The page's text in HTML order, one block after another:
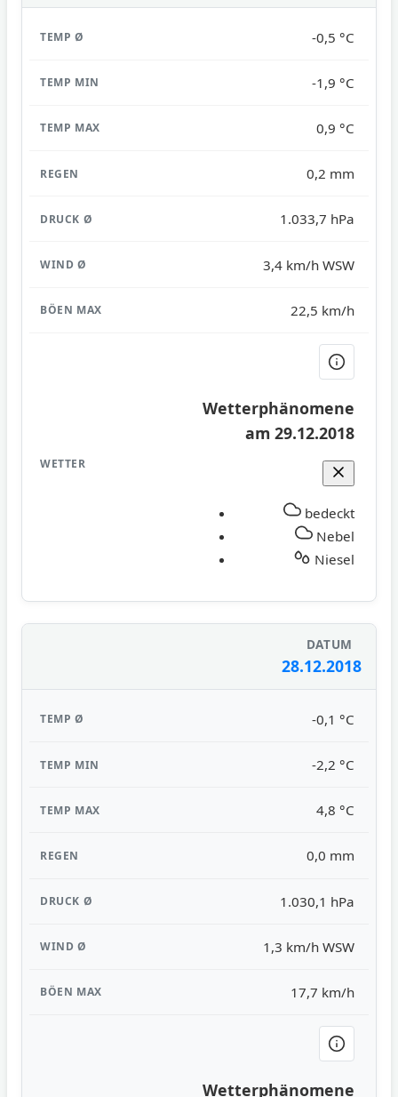
-0,5 °C
-1,9 °C
0,9 °C
0,2 mm
1.033,7 hPa
3,4 km/h WSW
22,5 km/h
Wetterphänomene
am 29.12.2018
bedeckt
Nebel
Niesel
28.12.2018
-0,1 °C
-2,2 °C
4,8 °C
0,0 mm
1.030,1 hPa
1,3 km/h WSW
17,7 km/h
Wetterphänomene